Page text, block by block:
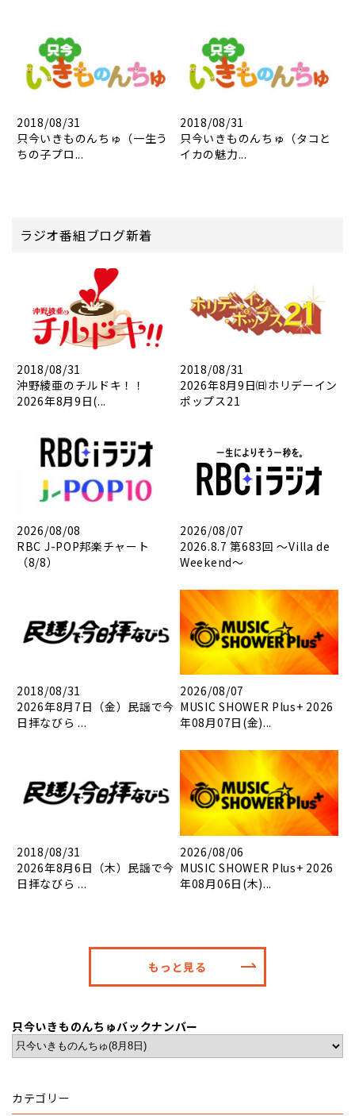
2018/08/31
只今いきものんちゅ（一生う
ちの子プロ...
2018/08/31
只今いきものんちゅ（タコと
イカの魅力...
ラジオ番組ブログ新着
2018/08/31
沖野綾亜のチルドキ！！
2026年8月9日(...
2018/08/31
2026年8月9日㈰ホリデーイン
ポップス21
2026/08/08
RBC J-POP邦楽チャート
（8/8）
2026/08/07
2026.8.7 第683回 ～Villa de
Weekend～
2018/08/31
2026年8月7日（金）民謡で今
日拝なびら ...
2026/08/07
MUSIC SHOWER Plus+ 2026
年08月07日(金)...
2018/08/31
2026年8月6日（木）民謡で今
日拝なびら ...
2026/08/06
MUSIC SHOWER Plus+ 2026
年08月06日(木)...
もっと見る
只今いきものんちゅバックナンバー
カテゴリー